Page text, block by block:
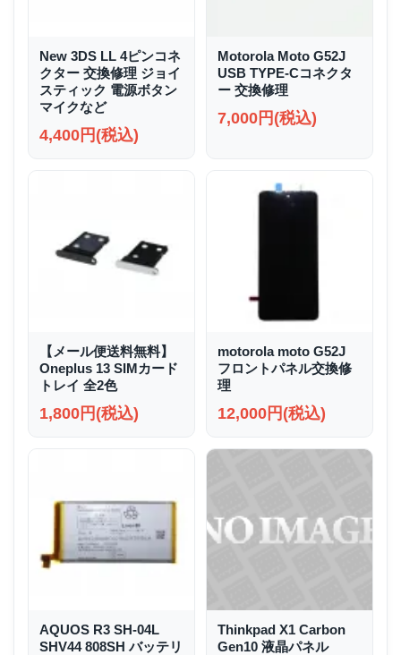
New 3DS LL 4ピンコネ
クター 交換修理 ジョイ
スティック 電源ボタン
マイクなど
4,400円(税込)
Motorola Moto G52J
USB TYPE-Cコネクタ
ー 交換修理
7,000円(税込)
【メール便送料無料】
Oneplus 13 SIMカード
トレイ 全2色
1,800円(税込)
motorola moto G52J
フロントパネル交換修
理
12,000円(税込)
AQUOS R3 SH-04L
SHV44 808SH バッテリ
Thinkpad X1 Carbon
Gen10 液晶パネル